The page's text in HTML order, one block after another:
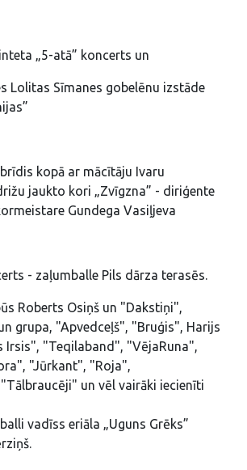
„5-atā” koncerts un
Lolitas Sīmanes gobelēnu izstāde
kopā ar mācītāju Ivaru
jaukto kori „Zvīgzna” - diriģente
Gundega Vasiļjeva
- zaļumballe Pils dārza terasēs.
Roberts Osiņš un "Dakstiņi",
grupa, "Apvedceļš", "Bruģis", Harijs
Irsis", "Teqilaband", "VējaRuna",
"Jūrkant", "Roja",
un vēl vairāki iecienīti
vadīss eriāla „Uguns Grēks”